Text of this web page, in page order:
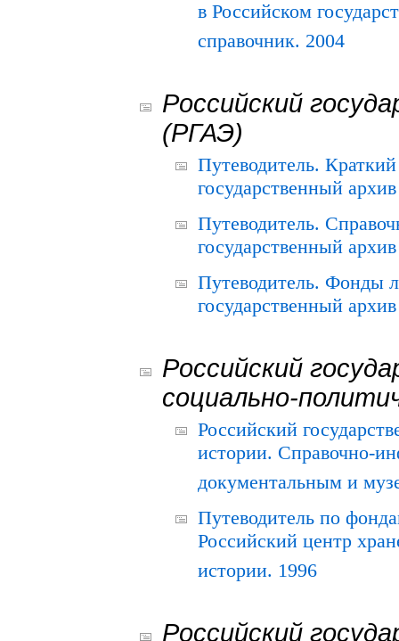
в Российском
справочник. 2004
Российский
(РГАЭ)
Путеводитель.
государственный
Путеводитель.
государственный
Путеводитель. Фонды
государственный
Российский
социально-
Российский
истории. Справочно-
документальным и
Путеводитель по
Российский центр
истории. 1996
Российский